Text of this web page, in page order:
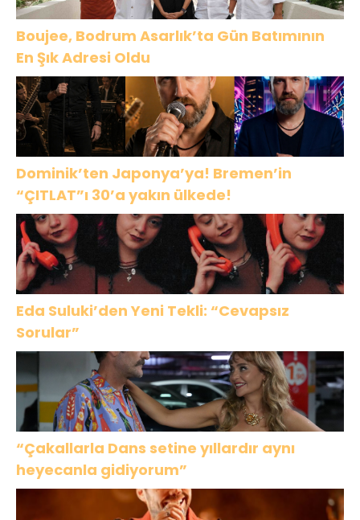
Boujee, Bodrum Asarlık’ta Gün Batımının
En Şık Adresi Oldu
Dominik’ten Japonya’ya! Bremen’in
“ÇITLAT”ı 30’a yakın ülkede!
Eda Suluki’den Yeni Tekli: “Cevapsız
Sorular”
“Çakallarla Dans setine yıllardır aynı
heyecanla gidiyorum”